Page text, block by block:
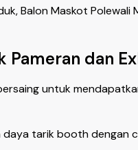
Balon Maskot
Pameran dan
untuk
daya tarik booth dengan